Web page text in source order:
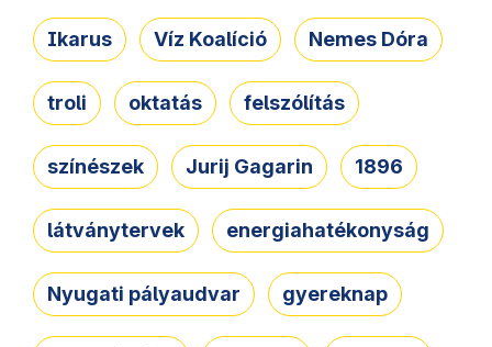
Ikarus Víz Koalíció Nemes Dóra
troli oktatás felszólítás
színészek Jurij Gagarin 1896
látványtervek energiahatékonyság
Nyugati pályaudvar gyereknap